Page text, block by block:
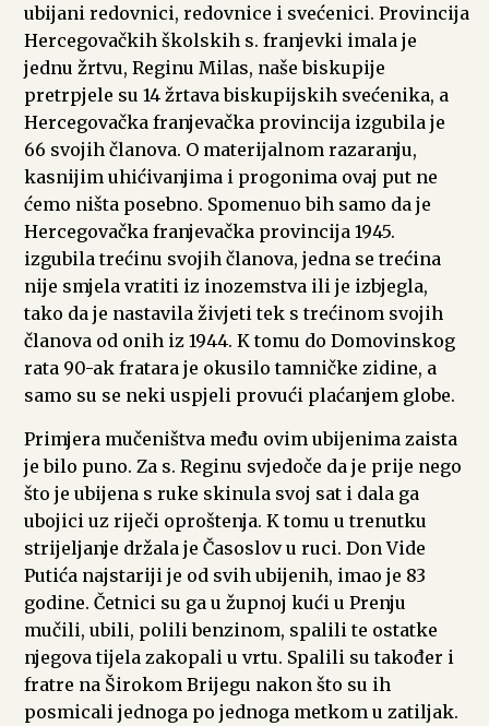
ubijani redovnici, redovnice i svećenici. Provincija
Hercegovačkih školskih s. franjevki imala je
jednu žrtvu, Reginu Milas, naše biskupije
pretrpjele su 14 žrtava biskupijskih svećenika, a
Hercegovačka franjevačka provincija izgubila je
66 svojih članova. O materijalnom razaranju,
kasnijim uhićivanjima i progonima ovaj put ne
ćemo ništa posebno. Spomenuo bih samo da je
Hercegovačka franjevačka provincija 1945.
izgubila trećinu svojih članova, jedna se trećina
nije smjela vratiti iz inozemstva ili je izbjegla,
tako da je nastavila živjeti tek s trećinom svojih
članova od onih iz 1944. K tomu do Domovinskog
rata 90-ak fratara je okusilo tamničke zidine, a
samo su se neki uspjeli provući plaćanjem globe.
Primjera mučeništva među ovim ubijenima zaista
je bilo puno. Za s. Reginu svjedoče da je prije nego
što je ubijena s ruke skinula svoj sat i dala ga
ubojici uz riječi oproštenja. K tomu u trenutku
strijeljanje držala je Časoslov u ruci. Don Vide
Putića najstariji je od svih ubijenih, imao je 83
godine. Četnici su ga u župnoj kući u Prenju
mučili, ubili, polili benzinom, spalili te ostatke
njegova tijela zakopali u vrtu. Spalili su također i
fratre na Širokom Brijegu nakon što su ih
posmicali jednoga po jednoga metkom u zatiljak.